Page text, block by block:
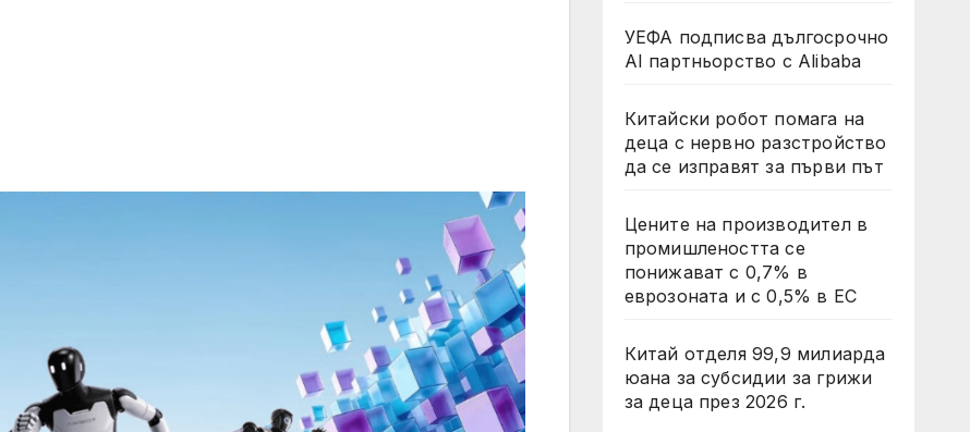
УЕФА подписва дългосрочно
AI партньорство с Alibaba
Китайски робот помага на
деца с нервно разстройство
да се изправят за първи път
Цените на производител в
промишлеността се
понижават с 0,7% в
еврозоната и с 0,5% в ЕС
Китай отделя 99,9 милиарда
юана за субсидии за грижи
за деца през 2026 г.